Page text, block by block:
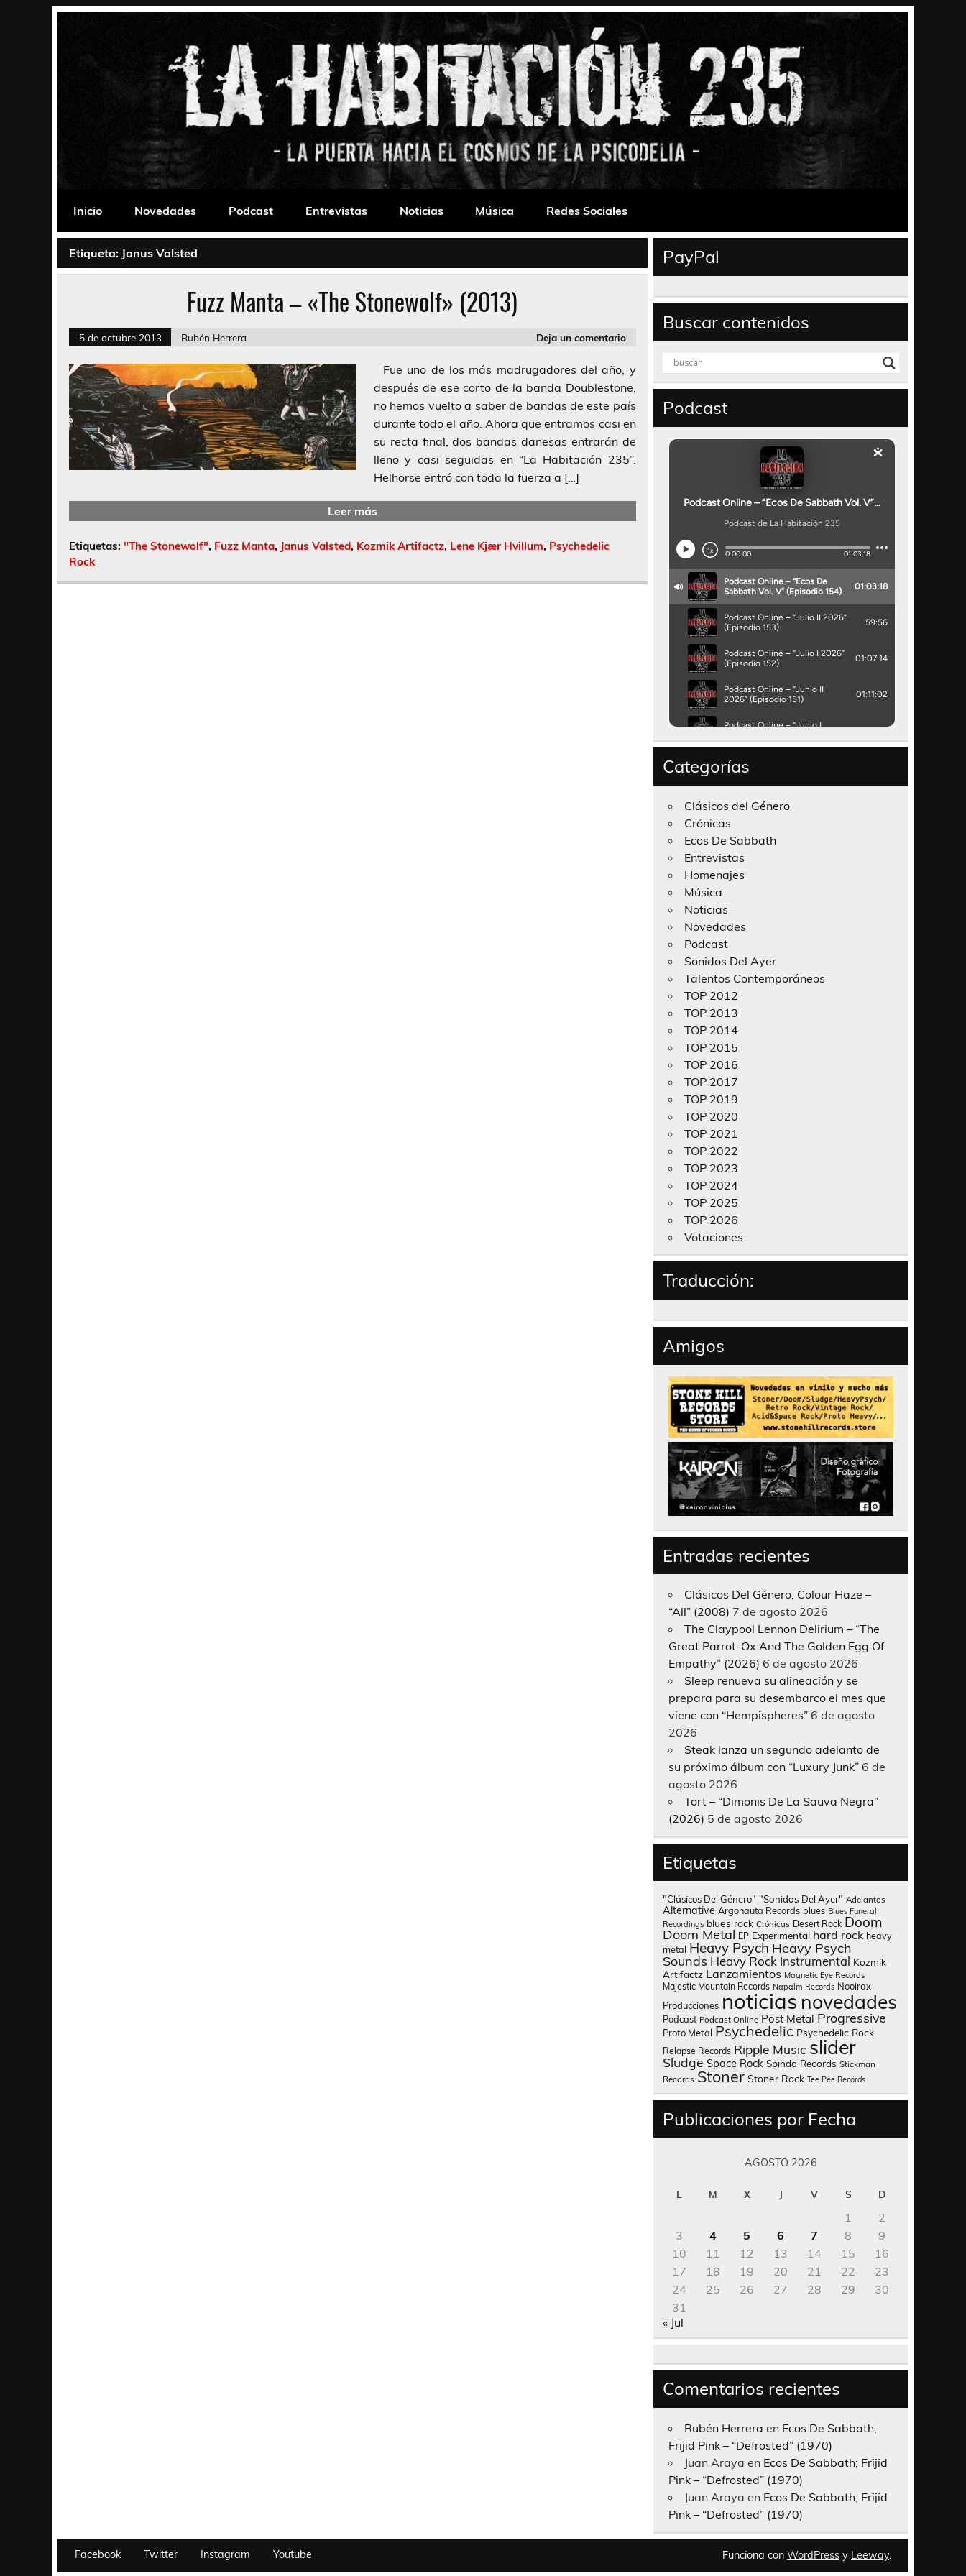
La Habitación 235
Inicio
Novedades Podcast Entrevistas Noticias Música Redes Sociales
Etiqueta: Janus Valsted
Fuzz Manta – «The Stonewolf» (2013)
5 de octubre 2013 Rubén Herrera Deja un comentario
Fue uno de los más madrugadores del año, y
después de ese corto de la banda Doublestone,
no hemos vuelto a saber de bandas de este país
durante todo el año. Ahora que entramos casi en
su recta final, dos bandas danesas entrarán de
lleno y casi seguidas en “La Habitación 235”.
Helhorse entró con toda la fuerza a […]
Leer más
Etiquetas: "The Stonewolf", Fuzz Manta, Janus Valsted, Kozmik Artifactz, Lene Kjær Hvillum, Psychedelic
Rock
PayPal
Buscar contenidos
Podcast
Categorías
Clásicos del Género
Crónicas
Ecos De Sabbath
Entrevistas
Homenajes
Música
Noticias
Novedades
Podcast
Sonidos Del Ayer
Talentos Contemporáneos
TOP 2012
TOP 2013
TOP 2014
TOP 2015
TOP 2016
TOP 2017
TOP 2019
TOP 2020
TOP 2021
TOP 2022
TOP 2023
TOP 2024
TOP 2025
TOP 2026
Votaciones
Traducción:
Amigos
Entradas recientes
Clásicos Del Género; Colour Haze –
“All” (2008) 7 de agosto 2026
The Claypool Lennon Delirium – “The
Great Parrot-Ox And The Golden Egg Of
Empathy” (2026) 6 de agosto 2026
Sleep renueva su alineación y se
prepara para su desembarco el mes que
viene con “Hempispheres” 6 de agosto
2026
Steak lanza un segundo adelanto de
su próximo álbum con “Luxury Junk” 6 de
agosto 2026
Tort – “Dimonis De La Sauva Negra”
(2026) 5 de agosto 2026
Etiquetas
"Clásicos Del Género" "Sonidos Del Ayer" Adelantos
Alternative Argonauta Records blues Blues Funeral
Recordings blues rock Crónicas Desert Rock Doom
Doom Metal EP Experimental hard rock heavy
metal Heavy Psych Heavy Psych
Sounds Heavy Rock Instrumental Kozmik
Artifactz Lanzamientos Magnetic Eye Records
Majestic Mountain Records Napalm Records Nooirax
Producciones noticias novedades
Podcast Podcast Online Post Metal Progressive
Proto Metal Psychedelic Psychedelic Rock
Relapse Records Ripple Music slider
Sludge Space Rock Spinda Records Stickman
Records Stoner Stoner Rock Tee Pee Records
Publicaciones por Fecha
AGOSTO 2026
L M X J V S D
1
2
3
4 5 6 7 8
9
10
11 12 13 14 15
16
17
18 19 20 21 22
23
24
25 26 27 28 29
30
31
« Jul
Comentarios recientes
Rubén Herrera en Ecos De Sabbath;
Frijid Pink – “Defrosted” (1970)
Juan Araya en Ecos De Sabbath; Frijid
Pink – “Defrosted” (1970)
Juan Araya en Ecos De Sabbath; Frijid
Pink – “Defrosted” (1970)
Facebook Twitter Instagram Youtube Funciona con WordPress y Leeway.